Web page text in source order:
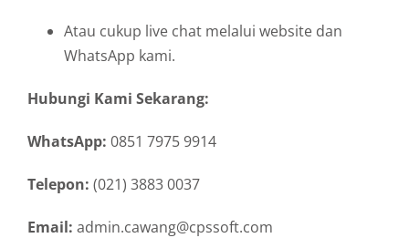
Atau cukup live chat melalui website dan
WhatsApp kami.
Hubungi Kami Sekarang:
WhatsApp: 0851 7975 9914
Telepon: (021) 3883 0037
Email: admin.cawang@cpssoft.com